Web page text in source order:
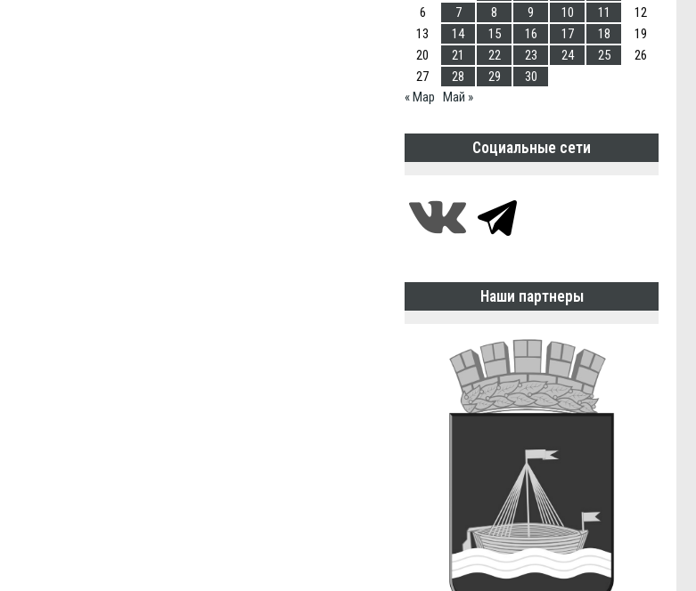
6
7 8 9 10 11
12
13
14 15 16 17 18
19
20
21 22 23 24 25
26
27
28 29
30
« Мар Май »
Социальные сети
Наши партнеры